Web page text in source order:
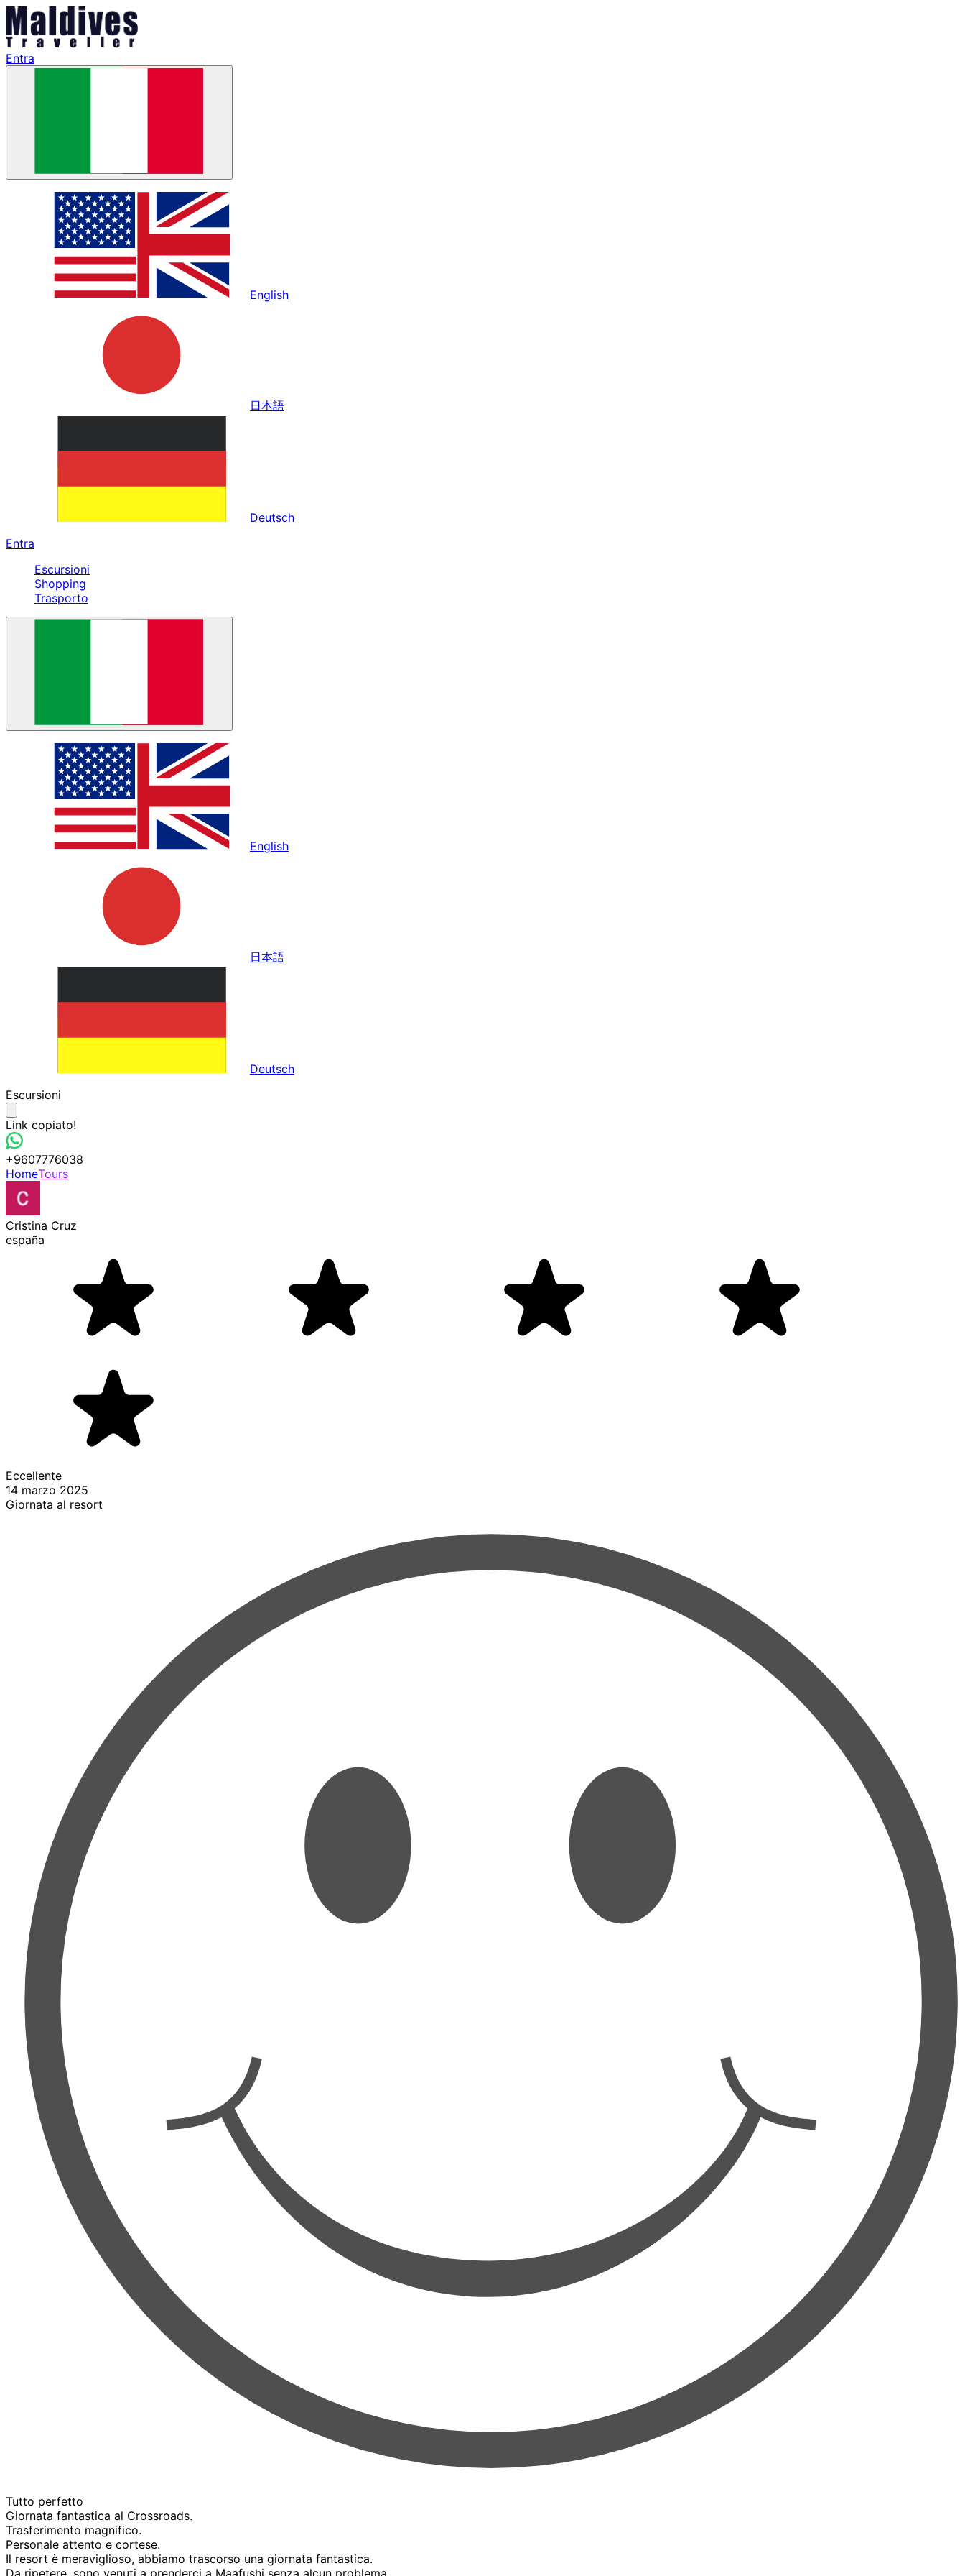
Entra
English
日本語
Deutsch
Entra
Escursioni
Shopping
Trasporto
English
日本語
Deutsch
Escursioni
Link copiato!
+9607776038
HomeTours
Cristina Cruz
españa
Eccellente
14 marzo 2025
Giornata al resort
Tutto perfetto
Giornata fantastica al Crossroads.
Trasferimento magnifico.
Personale attento e cortese.
Il resort è meraviglioso, abbiamo trascorso una giornata fantastica.
Da ripetere, sono venuti a prenderci a Maafushi senza alcun problema.